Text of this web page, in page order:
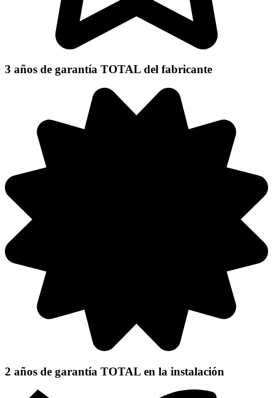
3 años de garantía TOTAL del fabricante
2 años de garantía TOTAL en la instalación